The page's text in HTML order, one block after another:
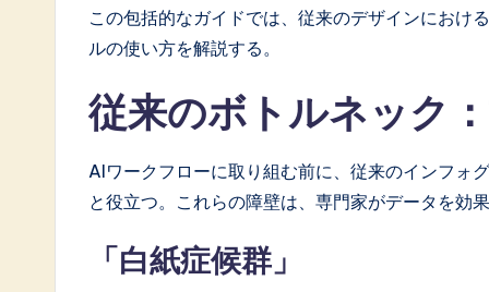
この包括的なガイドでは、従来のデザインにおけ
ルの使い方を解説する。
従来のボトルネック
AIワークフローに取り組む前に、従来のインフォ
と役立つ。これらの障壁は、専門家がデータを効
「白紙症候群」